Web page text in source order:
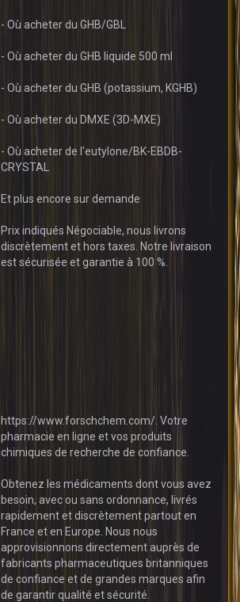
- Où acheter du GHB/GBL
- Où acheter du GHB liquide 500 ml
- Où acheter du GHB (potassium, KGHB)
- Où acheter du DMXE (3D-MXE)
- Où acheter de l'eutylone/BK-EBDB-
CRYSTAL
Et plus encore sur demande
Prix indiqués Négociable, nous livrons
discrètement et hors taxes. Notre livraison
est sécurisée et garantie à 100 %.
https://www.forschchem.com/. Votre
pharmacie en ligne et vos produits
chimiques de recherche de confiance.
Obtenez les médicaments dont vous avez
besoin, avec ou sans ordonnance, livrés
rapidement et discrètement partout en
France et en Europe. Nous nous
approvisionnons directement auprès de
fabricants pharmaceutiques britanniques
de confiance et de grandes marques afin
de garantir qualité et sécurité.